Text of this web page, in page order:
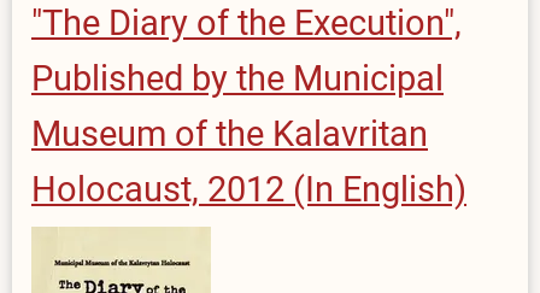
"The Diary of the Execution",
Published by the Municipal
Museum of the Kalavritan
Holocaust, 2012 (In English)